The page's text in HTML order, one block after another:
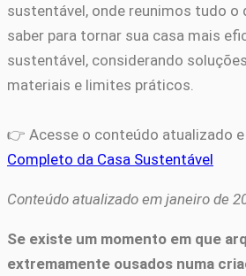
sustentável, onde reunimos tudo o
saber para tornar sua casa mais
sustentável, considerando
materiais e limites práticos.
👉 Acesse o conteúdo atualizado
Completo da Casa Sustentável
Conteúdo atualizado em janeiro de
Se existe um momento em que
extremamente ousados numa